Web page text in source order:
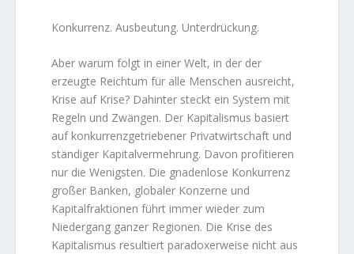
Konkurrenz. Ausbeutung. Unterdrückung.
Aber warum folgt in einer Welt, in der der
erzeugte Reichtum für alle Menschen ausreicht,
Krise auf Krise? Dahinter steckt ein System mit
Regeln und Zwängen. Der Kapitalismus basiert
auf konkurrenzgetriebener Privatwirtschaft und
ständiger Kapitalvermehrung. Davon profitieren
nur die Wenigsten. Die gnadenlose Konkurrenz
großer Banken, globaler Konzerne und
Kapitalfraktionen führt immer wieder zum
Niedergang ganzer Regionen. Die Krise des
Kapitalismus resultiert paradoxerweise nicht aus